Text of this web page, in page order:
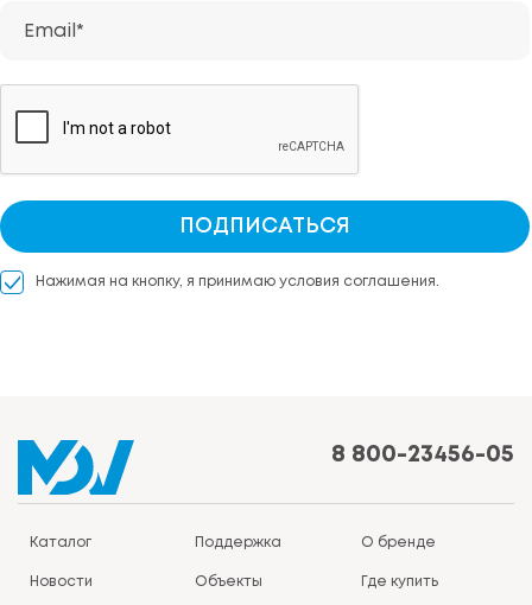
Email*
ПОДПИСАТЬСЯ
Нажимая на кнопку, я принимаю условия соглашения.
8 800-23456-05
Каталог Поддержка О бренде
Новости Объекты Где купить